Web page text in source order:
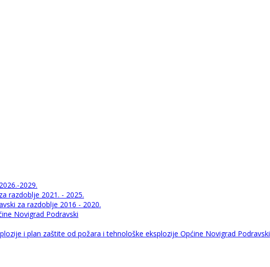
2029.
razdoblje 2021. - 2025.
za razdoblje 2016 - 2020.
Novigrad Podravski
i plan zaštite od požara i tehnološke eksplozije Općine Novigrad Podravski